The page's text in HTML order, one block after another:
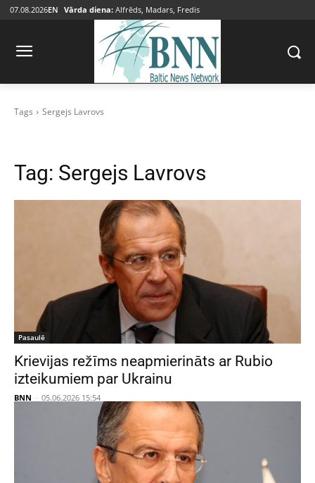
07.08.2026EN Vārda diena: Alfrēds, Madars, Fredis
Tags Sergejs Lavrovs
Tag: Sergejs Lavrovs
Pasaulē
Krievijas režīms neapmierināts ar Rubio
izteikumiem par Ukrainu
BNN - 05.06.2026 15:54